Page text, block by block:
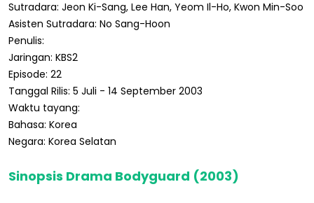
Sutradara: Jeon Ki-Sang, Lee Han, Yeom Il-Ho, Kwon Min-Soo
Asisten Sutradara: No Sang-Hoon
Penulis:
Jaringan: KBS2
Episode: 22
Tanggal Rilis: 5 Juli - 14 September 2003
Waktu tayang:
Bahasa: Korea
Negara: Korea Selatan
Sinopsis Drama Bodyguard (2003)